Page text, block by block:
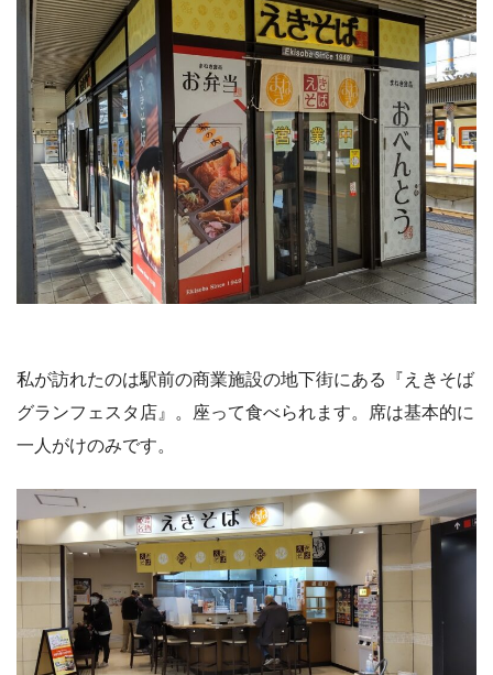
私が訪れたのは駅前の商業施設の地下街にある『えきそば
グランフェスタ店』。座って食べられます。席は基本的に
一人がけのみです。